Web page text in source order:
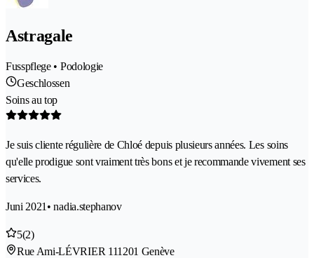
Astragale
Fusspflege • Podologie
Geschlossen
Soins au top
Je suis cliente régulière de Chloé depuis plusieurs années. Les soins
qu'elle prodigue sont vraiment très bons et je recommande vivement ses
services.
Juni 2021 • nadia.stephanov
5(2)
Rue Ami-LÉVRIER 111201 Genève